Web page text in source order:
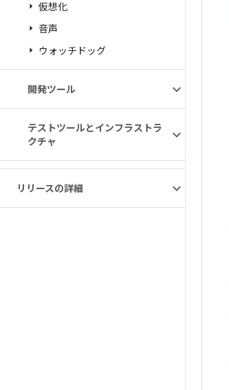
仮想化
音声
ウォッチドッグ
開発ツール
テストツールとインフラストラ
クチャ
リリースの詳細